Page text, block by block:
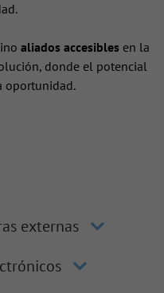
aliados accesiblesen la
donde el potencial
oportunidad.
externas